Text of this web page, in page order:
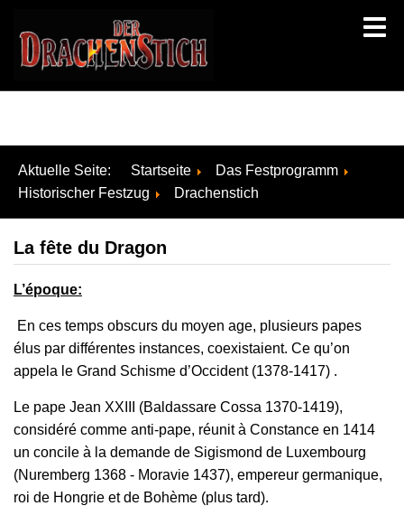
Aktuelle Seite: Startseite
Das Festprogramm
Historischer Festzug
Drachenstich
La fête du Dragon
L’époque:
En ces temps obscurs du moyen age, plusieurs papes
élus par différentes instances, coexistaient. Ce qu’on
appela le Grand Schisme d’Occident (1378-1417) .
Le pape Jean XXIII (Baldassare Cossa 1370-1419),
considéré comme anti-pape, réunit à Constance en 1414
un concile à la demande de Sigismond de Luxembourg
(Nuremberg 1368 - Moravie 1437), empereur germanique,
roi de Hongrie et de Bohème (plus tard).